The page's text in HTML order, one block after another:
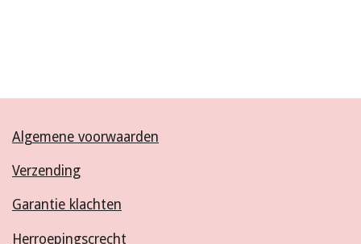
Algemene voorwaarden
Verzending
Garantie klachten
Herroepingscrecht